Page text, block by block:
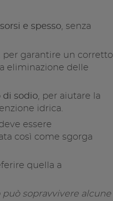
e spesso, senza
per garantire un corretto
eliminazione delle
di sodio, per aiutare la
idrica.
essere
così come sgorga
quella a
può sopravvivere alcune